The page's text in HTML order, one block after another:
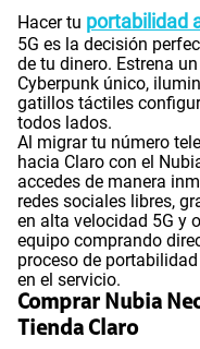
Hacer tu portabilidad
5G es la decisión
de tu dinero. Estrena
Cyberpunk único,
gatillos táctiles
todos lados.
Al migrar tu número
hacia Claro con el
accedes de manera
redes sociales libres,
en alta velocidad 5G y
equipo comprando
proceso de
en el servicio.
Comprar Nubia
Tienda Claro